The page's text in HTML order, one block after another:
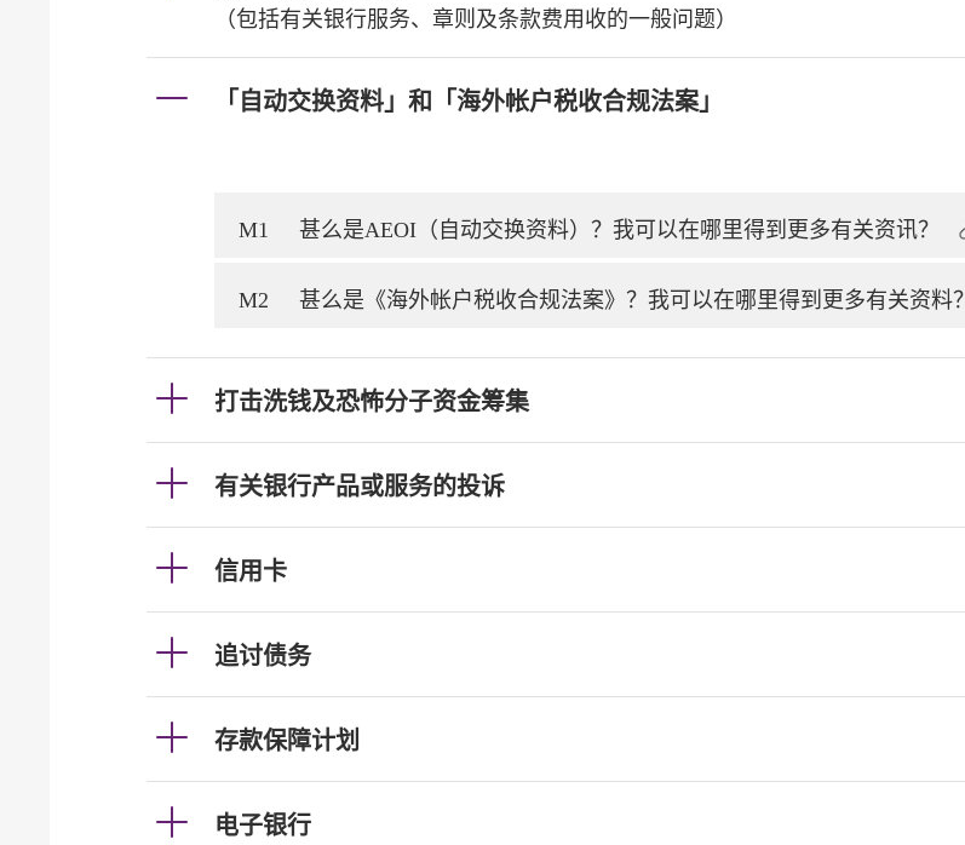
（包括有关银行服务、章则及条款费用收的一般问题）
「自动交换资料」和「海外帐户税收合规法案」
M1 甚么是AEOI（自动交换资料）？我可以在哪里得到更多有关资讯？
M2 甚么是《海外帐户税收合规法案》？我可以在哪里得到更多有关资料？
打击洗钱及恐怖分子资金筹集
有关银行产品或服务的投诉
信用卡
追讨债务
存款保障计划
电子银行